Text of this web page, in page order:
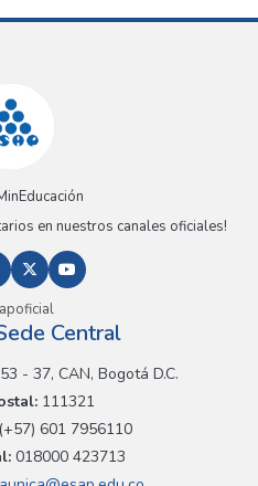
en nuestros canales oficiales!
Central
- 37, CAN, Bogotá D.C.
111321
601 7956110
018000 423713